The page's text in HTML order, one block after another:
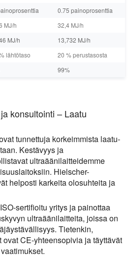
0.75 painoprosenttia
MJ/h
32,4 MJ/h
MJ/h
13,732 MJ/h
lähtötaso
20 % perustasosta
99%
konsultointi – Laatu
tunnettuja korkeimmista laatu-
Kestävyys ja
ultraäänilaitteidemme
Hielscher-
helposti karkeita olosuhteita ja
sertifioitu yritys ja painottaa
ultraäänilaitteita, joissa on
Tietenkin,
CE-yhteensopivia ja täyttävät